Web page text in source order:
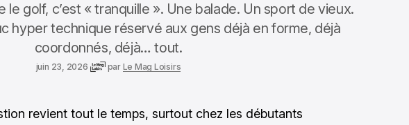
le golf, c’est « tranquille ». Une balade. Un sport de vieux.
hyper technique réservé aux gens déjà en forme, déjà
coordonnés, déjà… tout.
juin 23, 2026 par Le Mag Loisirs
revient tout le temps, surtout chez les débutants